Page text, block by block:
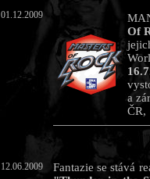
01.12.2009
Of
a
ČR,
12.06.2009
Fantazie se stává